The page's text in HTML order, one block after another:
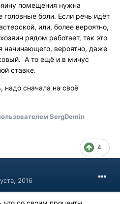
помещения нужна
головные боли. Если речь идёт
или, более вероятно,
рядом работает, так это
начинающего, вероятно, даже
А то ещё и в минус
ставке.
надо сначала на своё
SergDemin
4
2016